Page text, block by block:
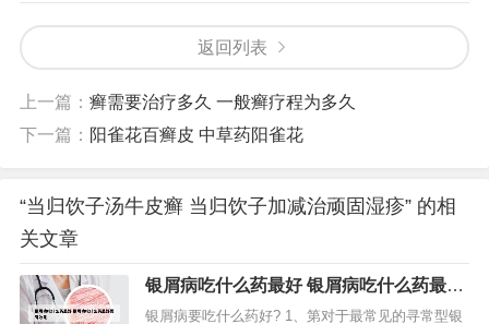
返回列表
上一篇： 癣需要治疗多久 一般癣疗程为多久
下一篇： 阳雀花百癣皮 中草药阳雀花
“当归饮子汤牛皮癣 当归饮子加减治顽固湿疹” 的相
关文章
银屑病吃什么药最好 银屑病吃什么药最好
最有效果
银屑病要吃什么药好? 1、第对于最常见的寻常型银